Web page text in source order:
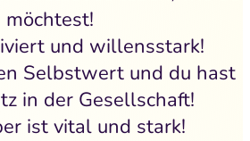
möchtest!
und willensstark!
Selbstwert und du hast
in der Gesellschaft!
ist vital und stark!